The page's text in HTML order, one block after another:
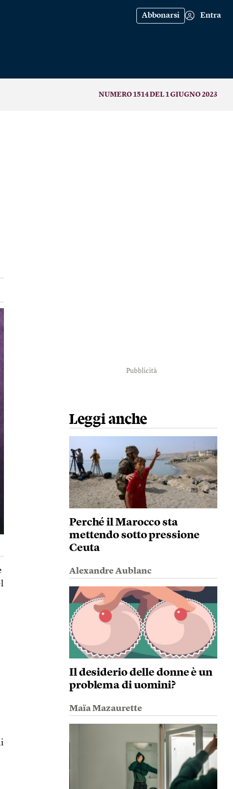
Abbonarsi Entra
NUMERO 1514 DEL 1 GIUGNO 2023
Pubblicità
Leggi anche
Perché il Marocco sta
mettendo sotto pressione
Ceuta
Alexandre Aublanc
Il desiderio delle donne è un
problema di uomini?
Maïa Mazaurette